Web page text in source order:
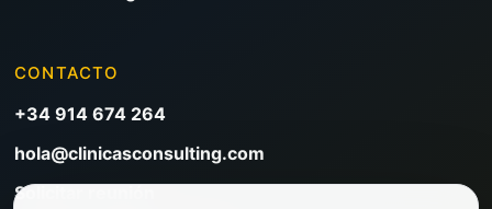
CONTACTO
+34 914 674 264
hola@clinicasconsulting.com
Solicitar reunión